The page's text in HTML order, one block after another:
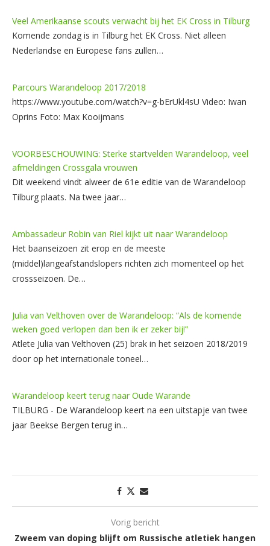
Veel Amerikaanse scouts verwacht bij het EK Cross in Tilburg
Komende zondag is in Tilburg het EK Cross. Niet alleen
Nederlandse en Europese fans zullen…
Parcours Warandeloop 2017/2018
https://www.youtube.com/watch?v=g-bErUkl4sU Video: Iwan
Oprins Foto: Max Kooijmans
VOORBESCHOUWING: Sterke startvelden Warandeloop, veel
afmeldingen Crossgala vrouwen
Dit weekend vindt alweer de 61e editie van de Warandeloop
Tilburg plaats. Na twee jaar…
Ambassadeur Robin van Riel kijkt uit naar Warandeloop
Het baanseizoen zit erop en de meeste
(middel)langeafstandslopers richten zich momenteel op het
crossseizoen. De…
Julia van Velthoven over de Warandeloop: “Als de komende
weken goed verlopen dan ben ik er zeker bij!”
Atlete Julia van Velthoven (25) brak in het seizoen 2018/2019
door op het internationale toneel…
Warandeloop keert terug naar Oude Warande
TILBURG - De Warandeloop keert na een uitstapje van twee
jaar Beekse Bergen terug in…
Vorig bericht
Zweem van doping blijft om Russische atletiek hangen